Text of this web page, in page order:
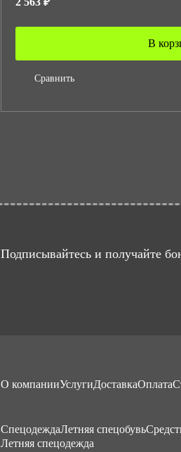
В
Сравнить
Подписывайтесь и получайте
О компанииУслугиДоставкаОплата
CпецодеждаЛетняя спецобувь
Летняя спецодежда